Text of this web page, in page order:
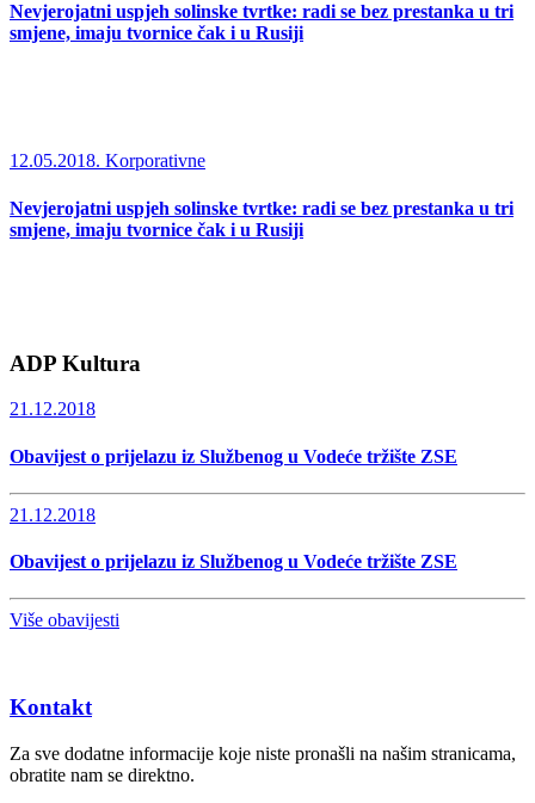
Nevjerojatni uspjeh solinske tvrtke: radi se bez prestanka u tri
smjene, imaju tvornice čak i u Rusiji
12.05.2018. Korporativne
Nevjerojatni uspjeh solinske tvrtke: radi se bez prestanka u tri
smjene, imaju tvornice čak i u Rusiji
ADP Kultura
21.12.2018
Obavijest o prijelazu iz Službenog u Vodeće tržište ZSE
21.12.2018
Obavijest o prijelazu iz Službenog u Vodeće tržište ZSE
Više obavijesti
Kontakt
Za sve dodatne informacije koje niste pronašli na našim stranicama,
obratite nam se direktno.